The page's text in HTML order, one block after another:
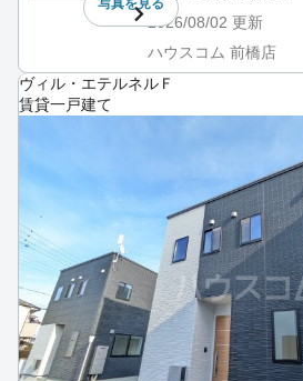
写真を見る
2026/08/02 更新
ハウスコム 前橋店
ヴィル・エテルネルＦ
賃貸一戸建て